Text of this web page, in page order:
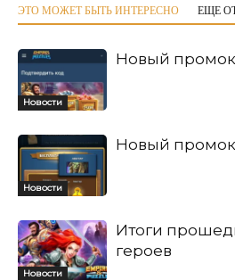
ЭТО МОЖЕТ БЫТЬ ИНТЕРЕСНО ЕЩЕ
Новости
Новый
Новости
Новый
Новости
Итоги
героев